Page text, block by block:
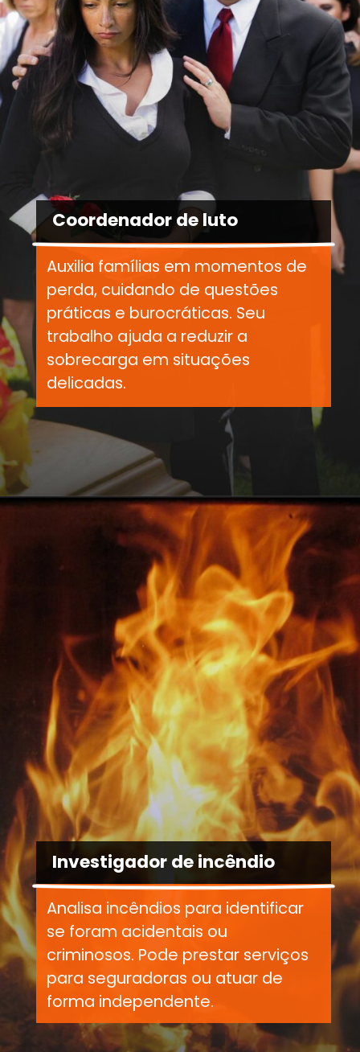
Coordenador de luto
Auxilia famílias em momentos de
perda, cuidando de questões
práticas e burocráticas. Seu
trabalho ajuda a reduzir a
sobrecarga em situações
delicadas.
Investigador de incêndio
Analisa incêndios para identificar
se foram acidentais ou
criminosos. Pode prestar serviços
para seguradoras ou atuar de
forma independente.